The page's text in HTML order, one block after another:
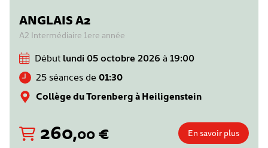
ANGLAIS A2
A2 Intermédiaire 1ere année
Début lundi 05 octobre 2026 à 19:00
25 séances de 01:30
Collège du Torenberg à Heiligenstein
260,00€ En savoir plus